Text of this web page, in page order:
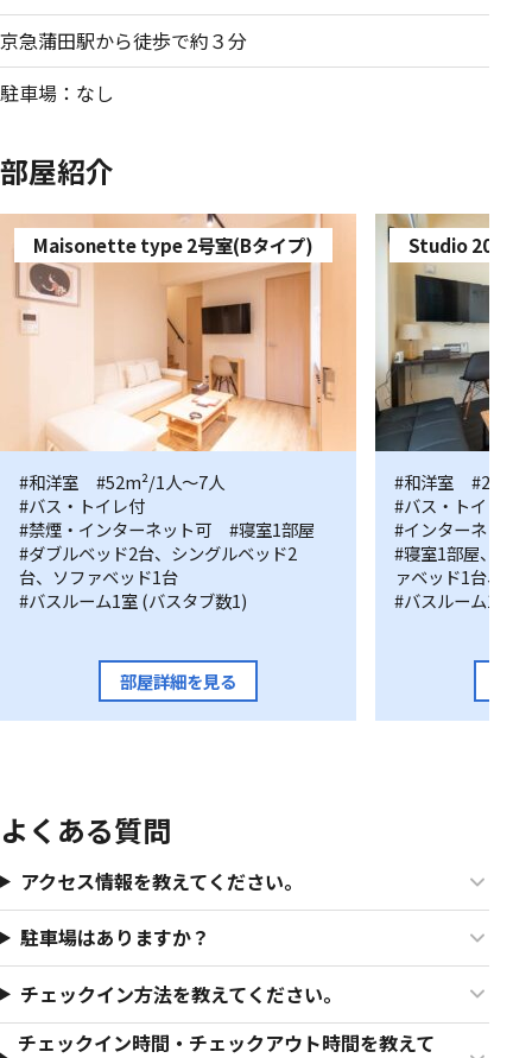
京急蒲田駅から徒歩で約３分
駐車場：なし
部屋紹介
Maisonette type 2号室(Bタイプ)
Maisonette
type
2
号
室
プ)
#和洋室
#52m²/1人〜7人
#バス・トイレ付
#禁煙・インターネット可
#寝室1部屋
#ダブルベッド2台、シングルベッド2
台、ソファベッド1台
#バスルーム1室 (バスタブ数1)
部屋詳細を見る
Studio 201号
Studio
201
号
室
#和洋室
#バス・トイレ付
#インターネット
#寝室1部屋、シ
ァベッド1台、
#バスルーム1室 (
よくある質問
アクセス情報を教えてください。
駐車場はありますか？
チェックイン方法を教えてください。
チェックイン時間・チェックアウト時間を教えて